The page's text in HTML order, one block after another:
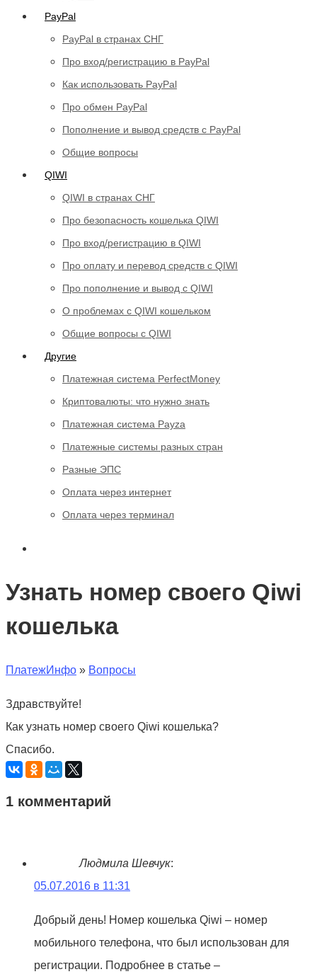
PayPal
PayPal в странах СНГ
Про вход/регистрацию в PayPal
Как использовать PayPal
Про обмен PayPal
Пополнение и вывод средств с PayPal
Общие вопросы
QIWI
QIWI в странах СНГ
Про безопасность кошелька QIWI
Про вход/регистрацию в QIWI
Про оплату и перевод средств c QIWI
Про пополнение и вывод с QIWI
О проблемах с QIWI кошельком
Общие вопросы с QIWI
Другие
Платежная система PerfectMoney
Криптовалюты: что нужно знать
Платежная система Payza
Платежные системы разных стран
Разные ЭПС
Оплата через интернет
Оплата через терминал
Узнать номер своего Qiwi
кошелька
ПлатежИнфо » Вопросы
Здравствуйте!
Как узнать номер своего Qiwi кошелька?
Спасибо.
1 комментарий
Людмила Шевчук:
05.07.2016 в 11:31
Добрый день! Номер кошелька Qiwi – номер
мобильного телефона, что был использован для
регистрации. Подробнее в статье –